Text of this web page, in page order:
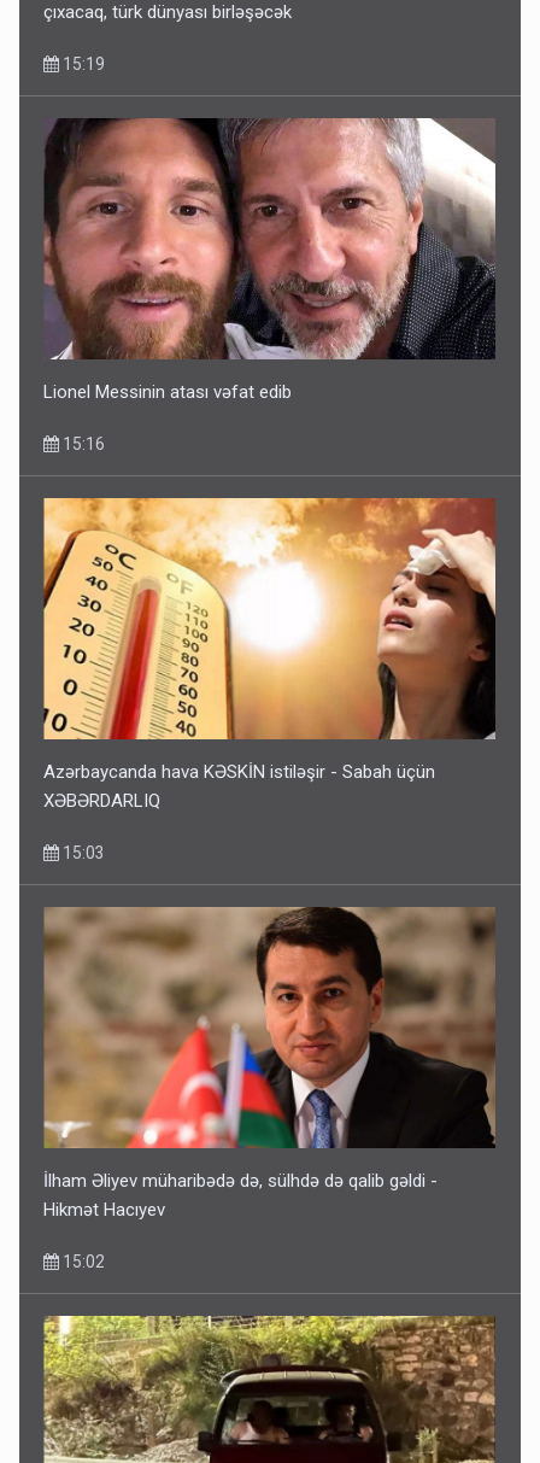
çıxacaq, türk dünyası birləşəcək
15:19
Lionel Messinin atası vəfat edib
15:16
Azərbaycanda hava KƏSKİN istiləşir - Sabah üçün
XƏBƏRDARLIQ
15:03
İlham Əliyev müharibədə də, sülhdə də qalib gəldi -
Hikmət Hacıyev
15:02